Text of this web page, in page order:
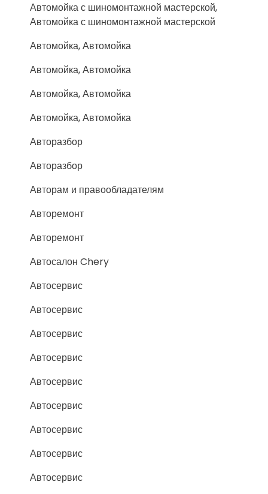
Автомойка с шиномонтажной мастерской,
Автомойка с шиномонтажной мастерской
Автомойка, Автомойка
Автомойка, Автомойка
Автомойка, Автомойка
Автомойка, Автомойка
Авторазбор
Авторазбор
Авторам и правообладателям
Авторемонт
Авторемонт
Автосалон Chery
Автосервис
Автосервис
Автосервис
Автосервис
Автосервис
Автосервис
Автосервис
Автосервис
Автосервис